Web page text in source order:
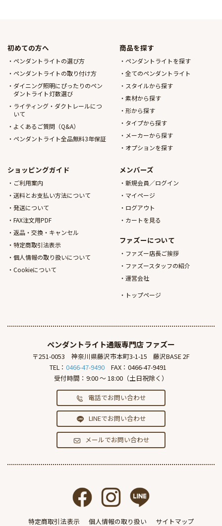
初めての方へ
ペンダントライトの選び方
ペンダントライトの取り付け方
ダイニング照明にぴったりのペン
ダントライト灯数選び
ライティング・ダクトレールにつ
いて
よくあるご質問（Q&A）
ペンダントライト全品無料3年保証
商品を探す
ペンダントライトを探す
全てのペンダントライト
スタイルから探す
素材から探す
形から探す
タイプから探す
メーカーから探す
オプションを探す
ショッピングガイド
ご利用案内
送料とお支払い方法について
発送について
FAX注文用PDF
返品・交換・キャンセル
特定商取引法表示
個人情報の取り扱いについて
Cookieについて
メンバーズ
新規会員／ログイン
マイページ
ログアウト
カートを見る
ファズーについて
ファズー店長ご挨拶
ファズースタッフの紹介
運営会社
トップページ
ペンダントライト通販専門店 ファズー
〒251-0053 神奈川県藤沢市本町3-1-15
藤沢BASE 2F
TEL： 0466-47-9490
FAX：0466-47-9491
受付時間：9:00 ～ 18:00（土日祝除く）
電話でお問い合わせ
LINEでお問い合わせ
メールでお問い合わせ
特定商取引法表示 個人情報の取り扱い サイトマップ